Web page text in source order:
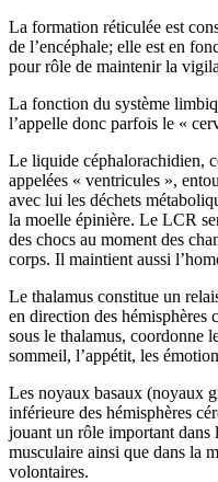
La formation réticulée est
de l’encéphale; elle est en
pour rôle de maintenir la
La fonction du système
l’appelle donc parfois le «
Le liquide céphalorachidien,
appelées « ventricules »,
avec lui les déchets
la moelle épinière. Le LCR
des chocs au moment des
corps. Il maintient aussi
Le thalamus constitue un
en direction des hémisphères
sous le thalamus, coordonne
sommeil, l’appétit, les
Les noyaux basaux (noyaux
inférieure des hémisphères
jouant un rôle important dans
musculaire ainsi que dans la
volontaires.